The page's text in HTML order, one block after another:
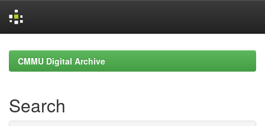
navigationCMMU Digital Archive
Search